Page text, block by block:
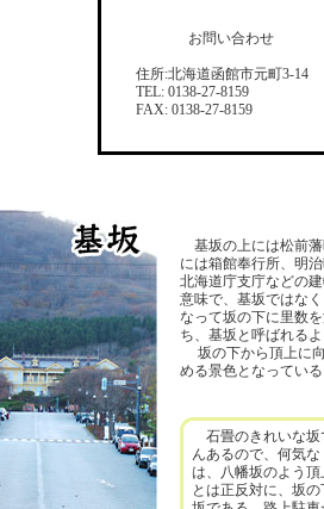
お問い合わせ
住所:北海道函館市元町3-14
TEL: 0138-27-8159
FAX: 0138-27-8159
基坂の上には松前
には箱館奉行所、明
北海道庁支庁などの
意味で、基坂ではな
なって坂の下に里数
ち、基坂と呼ばれる
坂の下から頂上に
める景色となってい
石畳のきれいな坂
んあるので、何気
は、八幡坂のよう
とは正反対に、坂